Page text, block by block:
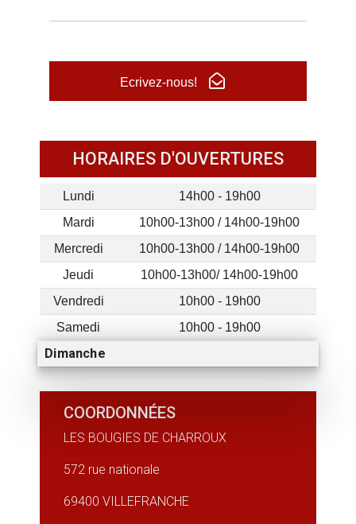
Ecrivez-nous!
HORAIRES D'OUVERTURES
Lundi
14h00 - 19h00
Mardi
10h00-13h00 / 14h00-19h00
Mercredi
10h00-13h00 / 14h00-19h00
Jeudi
10h00-13h00/ 14h00-19h00
Vendredi
10h00 - 19h00
Samedi
10h00 - 19h00
Dimanche
COORDONNÉES
LES BOUGIES DE CHARROUX
572 rue nationale
69400 VILLEFRANCHE